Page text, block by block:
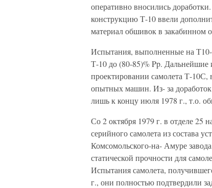
оперативно вносились
конструкцию Т-10 ввели
материал обшивок в закабинном
Испытания, выполненные на Т10-
Т-10 до (80-85)% Pp.
проектировании самолета Т-10С,
опытных машин. Из- за
лишь к концу июля 1978 г., т.о.
Со 2 октября 1979 г. в отделе 25
серийного самолета из состава
Комсомольского-на- Амуре
статической прочности для
Испытания самолета,
г., они полностью подтвердили